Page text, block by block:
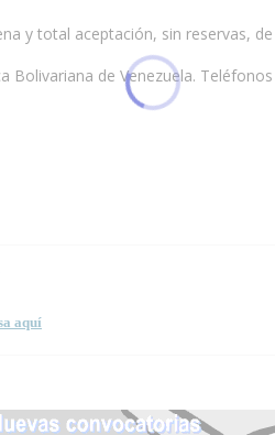
y total aceptación, sin reservas,
Bolivariana de Venezuela.
aquí